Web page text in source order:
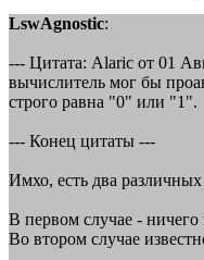
LswAgnostic:
--- Цитата: Alaric от 01
вычислитель мог бы
строго равна "0" или "1".
--- Конец цитаты ---
Имхо, есть два
В первом случае - ничего
Во втором случае